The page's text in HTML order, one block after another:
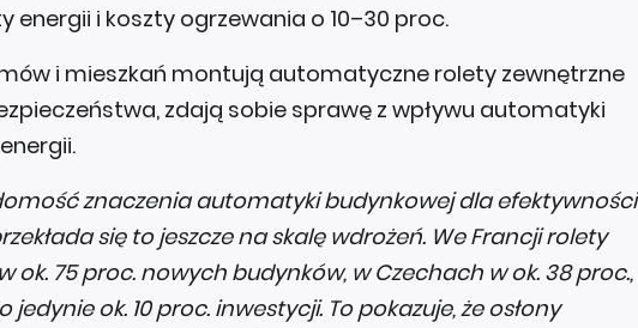
i koszty ogrzewania o 10–30 proc.
i mieszkań montują automatyczne rolety zewnętrzne
zdają sobie sprawę z wpływu automatyki
znaczenia automatyki budynkowej dla efektywności
się to jeszcze na skalę wdrożeń. We Francji rolety
ok. 75 proc. nowych budynków, w Czechach w ok. 38 proc.,
ok. 10 proc. inwestycji. To pokazuje, że osłony